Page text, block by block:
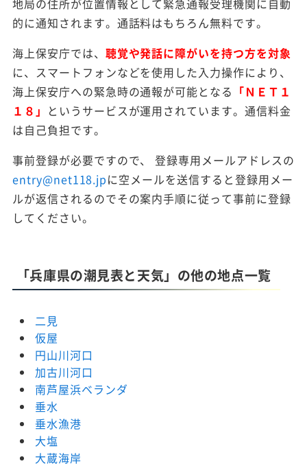
地局の住所が位置情報として緊急通報受理機関に自動
的に通知されます。通話料はもちろん無料です。
海上保安庁では、 聴覚や発話に障がいを持つ方を対象
に、スマートフォンなどを使用した入力操作により、
海上保安庁への緊急時の通報が可能となる 「ＮＥＴ１
１８」 というサービスが運用されています。通信料金
は自己負担です。
事前登録が必要ですので、 登録専用メールアドレスの
entry@net118.jpに空メールを送信すると登録用メー
ルが返信されるのでその案内手順に従って事前に登録
してください。
「兵庫県の潮見表と天気」の他の地点一覧
二見
仮屋
円山川河口
加古川河口
南芦屋浜ベランダ
垂水
垂水漁港
大塩
大蔵海岸